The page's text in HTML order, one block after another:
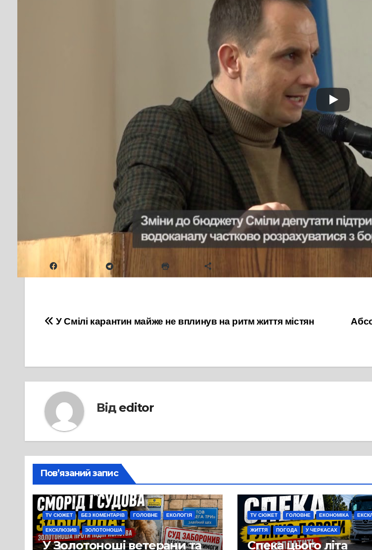
#Роман Боднар
Зустріч голови Черкаської облдержадміністрації Романа Боднара з керівниками
ефективною. Незважаючи на задавнений конфлікт між міським головою та депутатами,
У роботі позачергового сесійного засідання, яке скликали 17 березня після усіх
Під пильним оком очільника Черкащини смілянські обранці працювали злагоджено. За
голосування винесли конкретний проект рішення.
Зміни до бюджету Сміли депутати підтримали. Позитивне голосування дозволить
водопостачання в місті. Але задля того, щоб робота стратегічних комунальних
системною, потрібно зробити ще чимало кроків. Тож голова Черкаської ОДА Роман
комплексних заходів, спрямованих на вихід з суцільної кризи і пообіцяв вже за два
проконтролювати стан справ, які безпосередньо впливають на добробут громади міста.
Telegram
Навігація
У Смілі карантин майже не вплинув на ритм життя містян
Від editor
Пов’язаний запис
TV СЮЖЕТ БЕЗ КОМЕНТАРІВ ГОЛОВНЕ ЕКОЛОГІЯ
ЕКСКЛЮЗИВ ЗОЛОТОНОША
У Золотоноші ветерани та
TV СЮЖЕТ ГОЛОВНЕ ЕКОНОМІКА
ЖИТТЯ ПОГОДА У ЧЕРКАСАХ
Спека цього літа